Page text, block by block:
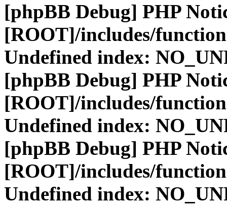
[phpBB Debug] PHP
[ROOT]/includes/
Undefined index:
[phpBB Debug] PHP
[ROOT]/includes/
Undefined index:
[phpBB Debug] PHP
[ROOT]/includes/
Undefined index: